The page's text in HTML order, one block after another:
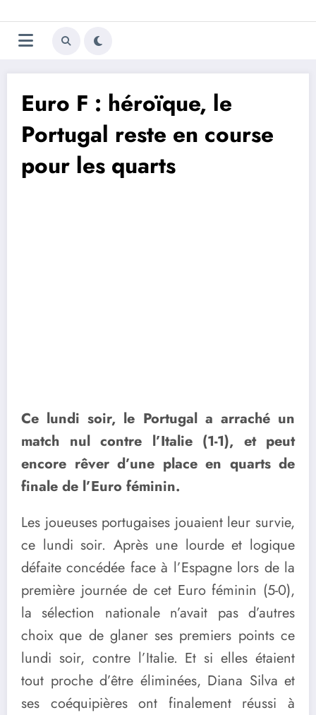
au
contenu
Trivela
L'actualité du football
Euro F : héroïque, le
Portugal reste en course
pour les quarts
Ce lundi soir, le Portugal a arraché un
match nul contre l’Italie (1-1), et peut
encore rêver d’une place en quarts de
finale de l’Euro féminin.
Les joueuses portugaises jouaient leur survie,
ce lundi soir. Après une lourde et logique
défaite concédée face à l’Espagne lors de la
première journée de cet Euro féminin (5-0),
la sélection nationale n’avait pas d’autres
choix que de glaner ses premiers points ce
lundi soir, contre l’Italie. Et si elles étaient
tout proche d’être éliminées, Diana Silva et
ses coéquipières ont finalement réussi à